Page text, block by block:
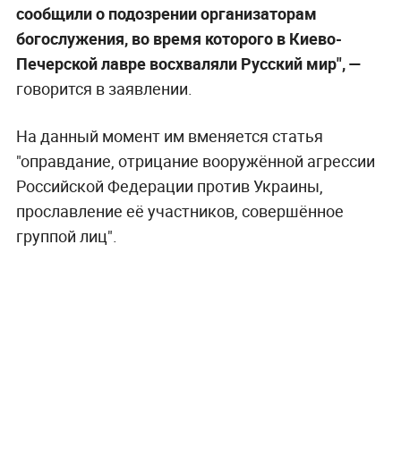
сообщили о подозрении организаторам
богослужения, во время которого в Киево-
Печерской лавре восхваляли Русский мир",—
говорится в заявлении.
На данный момент им вменяется статья
"оправдание, отрицание вооружённой агрессии
Российской Федерации против Украины,
прославление её участников, совершённое
группой лиц".